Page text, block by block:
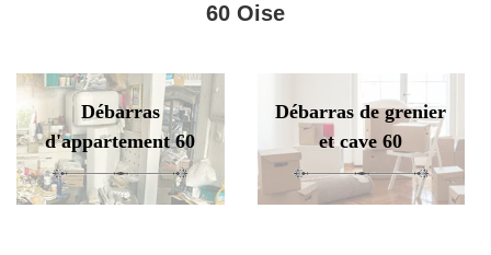
60 Oise
Débarras
d'appartement 60
Débarras de grenier
et cave 60